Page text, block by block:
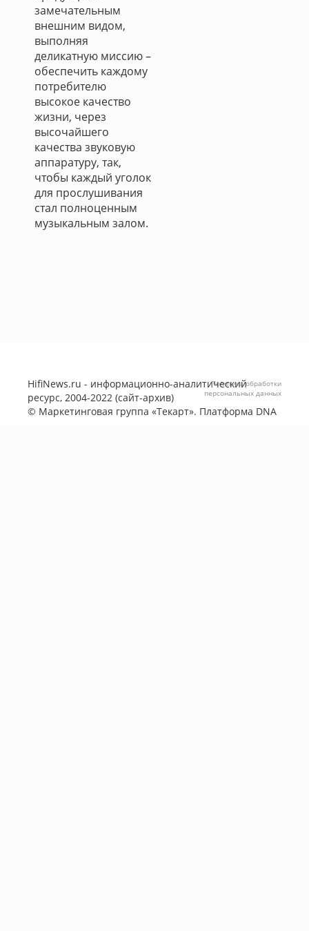
замечательным
внешним видом,
выполняя
деликатную миссию –
обеспечить каждому
потребителю
высокое качество
жизни, через
высочайшего
качества звуковую
аппаратуру, так,
чтобы каждый уголок
для прослушивания
стал полноценным
музыкальным залом.
HifiNews.ru - информационно-аналитический
ресурс, 2004-2022 (сайт-архив)
© Маркетинговая группа «Текарт». Платформа DNA
Политика обработки
персональных данных